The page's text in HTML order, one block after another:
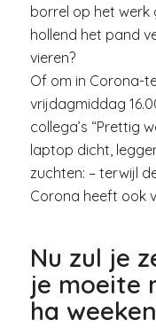
borrel op het werk
hollend het pand
vieren?
Of om in Corona-
vrijdagmiddag
collega’s “Prettig
laptop dicht,
zuchten: – terwijl
Corona heeft ook
Nu zul je
je moeite
ha